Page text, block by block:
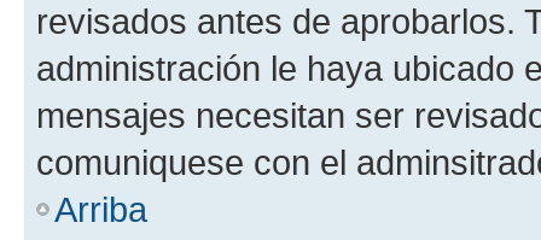
revisados antes de aprobarlos.
administración le haya ubicado
mensajes necesitan ser
comuniquese con el
Arriba